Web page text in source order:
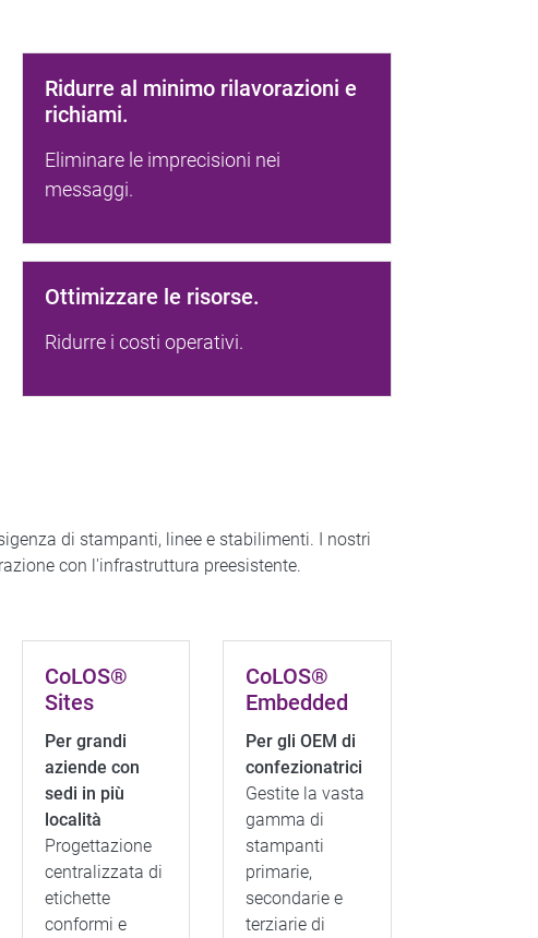
Ridurre al minimo rilavorazioni e
richiami.
Eliminare le imprecisioni nei
messaggi.
Ottimizzare le risorse.
Ridurre i costi operativi.
di stampanti, linee e stabilimenti. I nostri
con l'infrastruttura preesistente.
CoLOS®
Sites
Per grandi
aziende con
sedi in più
località
Progettazione
centralizzata di
etichette
conformi e
CoLOS®
Embedded
Per gli OEM di
confezionatrici
Gestite la vasta
gamma di
stampanti
primarie,
secondarie e
terziarie di